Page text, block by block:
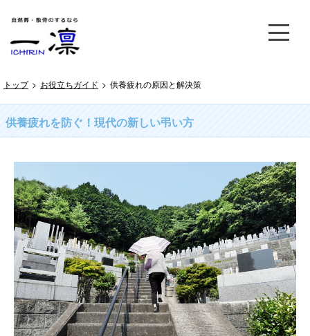
トップ > お役立ちガイド > 供養疲れの原因と解決策
供養疲れを防ぐ！現代の新しい弔い方